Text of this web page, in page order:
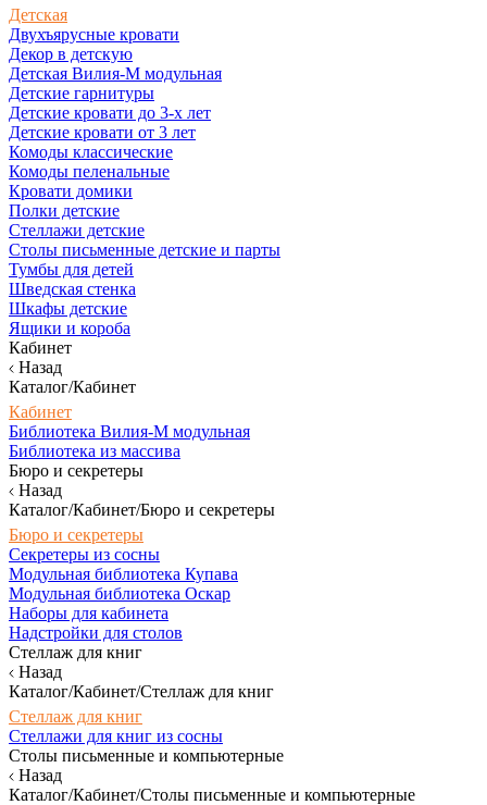
Детская
Двухъярусные кровати
Декор в детскую
Детская Вилия-М модульная
Детские гарнитуры
Детские кровати до 3-х лет
Детские кровати от 3 лет
Комоды классические
Комоды пеленальные
Кровати домики
Полки детские
Стеллажи детские
Столы письменные детские и парты
Тумбы для детей
Шведская стенка
Шкафы детские
Ящики и короба
Кабинет
Назад
Каталог/Кабинет
Кабинет
Библиотека Вилия-М модульная
Библиотека из массива
Бюро и секретеры
Назад
Каталог/Кабинет/Бюро и секретеры
Бюро и секретеры
Секретеры из сосны
Модульная библиотека Купава
Модульная библиотека Оскар
Наборы для кабинета
Надстройки для столов
Стеллаж для книг
Назад
Каталог/Кабинет/Стеллаж для книг
Стеллаж для книг
Стеллажи для книг из сосны
Столы письменные и компьютерные
Назад
Каталог/Кабинет/Столы письменные и компьютерные